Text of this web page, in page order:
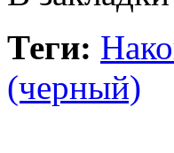
Теги:
(черный)